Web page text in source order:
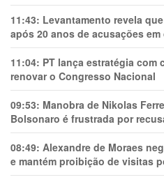
11:43: Levantamento revela
após 20 anos de acusações
11:04: PT lança estratégia com
renovar o Congresso Nacional
09:53: Manobra de Nikolas
Bolsonaro é frustrada por
08:49: Alexandre de Moraes
e mantém proibição de visitas